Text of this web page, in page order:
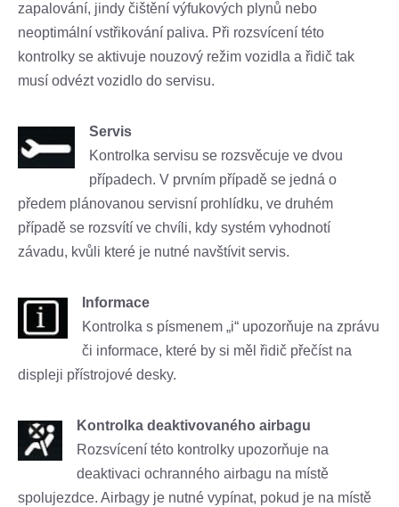
zapalování, jindy čištění výfukových plynů nebo
neoptimální vstřikování paliva. Při rozsvícení této
kontrolky se aktivuje nouzový režim vozidla a řidič tak
musí odvézt vozidlo do servisu.
Servis
Kontrolka servisu se rozsvěcuje ve dvou
případech. V prvním případě se jedná o
předem plánovanou servisní prohlídku, ve druhém
případě se rozsvítí ve chvíli, kdy systém vyhodnotí
závadu, kvůli které je nutné navštívit servis.
Informace
Kontrolka s písmenem „i“ upozorňuje na zprávu
či informace, které by si měl řidič přečíst na
displeji přístrojové desky.
Kontrolka deaktivovaného airbagu
Rozsvícení této kontrolky upozorňuje na
deaktivaci ochranného airbagu na místě
spolujezdce. Airbagy je nutné vypínat, pokud je na místě